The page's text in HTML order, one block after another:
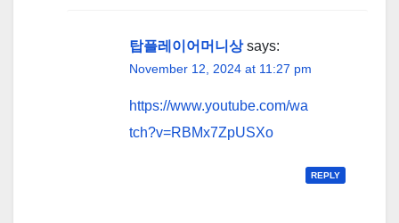
탑플레이어머니상 says:
November 12, 2024 at 11:27 pm
https://www.youtube.com/wa
tch?v=RBMx7ZpUSXo
REPLY